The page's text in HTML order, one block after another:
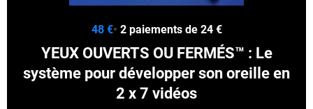
48 €• 2 paiements de 24 €
YEUX OUVERTS OU FERMÉS™ : Le
système pour développer son oreille en
2 x 7 vidéos